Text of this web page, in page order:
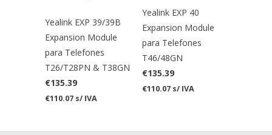
Yealink EXP 39/39B
Expansion Module
para Telefones
T26/T28PN & T38GN
€135.39
€110.07 s/ IVA
Yealink EXP 40
Expansion Module
para Telefones
T46/48GN
€135.39
€110.07 s/ IVA